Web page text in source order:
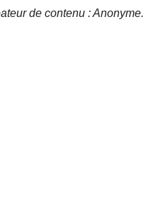
de contenu : Anonyme.